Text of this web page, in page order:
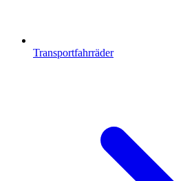
Transportfahrräder